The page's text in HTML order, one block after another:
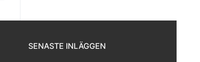
SENASTE INLÄGGEN